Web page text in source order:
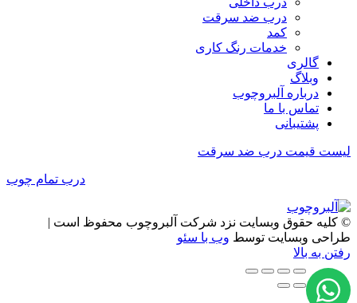
درب ضد سرقت
کمد
خدمات رنگ کاری
گالری
وبلاگ
درباره آلبروچوب
تماس با ما
پشتیبانی
لیست قیمت درب ضد سرقت
درب تمام چوب
© کلیه حقوق وبسایت نزد شرکت آلبروچوب محفوظ است |
طراحی وبسایت توسط وب با سئو
رفتن به بالا